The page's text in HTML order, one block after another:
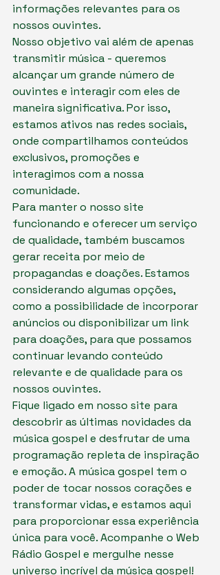
informações relevantes para os
nossos ouvintes.
Nosso objetivo vai além de apenas
transmitir música - queremos
alcançar um grande número de
ouvintes e interagir com eles de
maneira significativa. Por isso,
estamos ativos nas redes sociais,
onde compartilhamos conteúdos
exclusivos, promoções e
interagimos com a nossa
comunidade.
Para manter o nosso site
funcionando e oferecer um serviço
de qualidade, também buscamos
gerar receita por meio de
propagandas e doações. Estamos
considerando algumas opções,
como a possibilidade de incorporar
anúncios ou disponibilizar um link
para doações, para que possamos
continuar levando conteúdo
relevante e de qualidade para os
nossos ouvintes.
Fique ligado em nosso site para
descobrir as últimas novidades da
música gospel e desfrutar de uma
programação repleta de inspiração
e emoção. A música gospel tem o
poder de tocar nossos corações e
transformar vidas, e estamos aqui
para proporcionar essa experiência
única para você. Acompanhe o Web
Rádio Gospel e mergulhe nesse
universo incrível da música gospel!